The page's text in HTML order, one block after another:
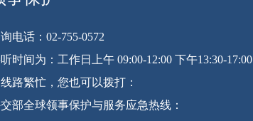
询电话：02-755-0572
时间为：工作日上午 09:00-12:00 下午13:30-17:00
路繁忙，您也可以拨打：
部全球领事保护与服务应急热线：